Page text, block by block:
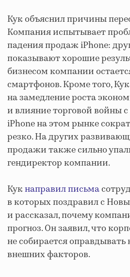
Кук объяснил причины
Компания испытывает
падения продаж iPhone:
показывают хорошие
бизнесом компании
смартфонов. Кроме того,
на замедление роста
и влияние торговой войны
iPhone на этом рынке
резко. На других
продажи также сильно
гендиректор компании.
Кукнаправил письма
в которых поздравил с
и рассказал, почему
прогноз. Он заявил, что
не собирается
внешних факторов.